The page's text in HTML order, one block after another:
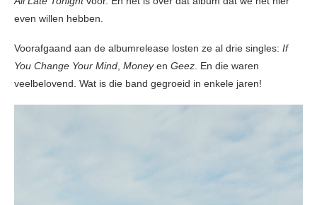
even willen hebben.
Voorafgaand aan de albumrelease losten ze al drie singles: If
You Change Your Mind, Moneyen Geez. En die waren
veelbelovend. Wat is die band gegroeid in enkele jaren!